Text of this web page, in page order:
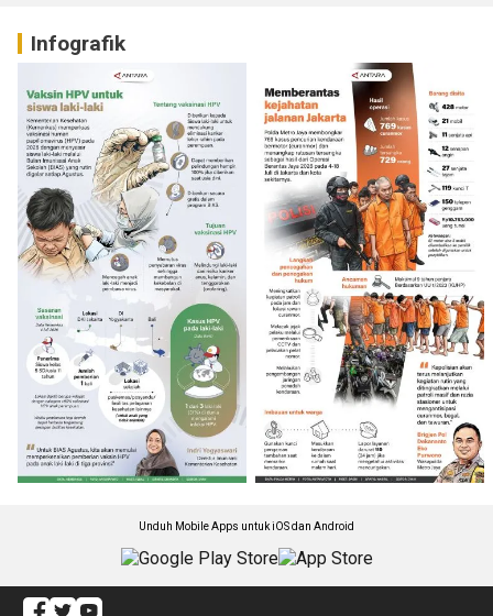
Infografik
Unduh Mobile Apps untuk iOS dan Android